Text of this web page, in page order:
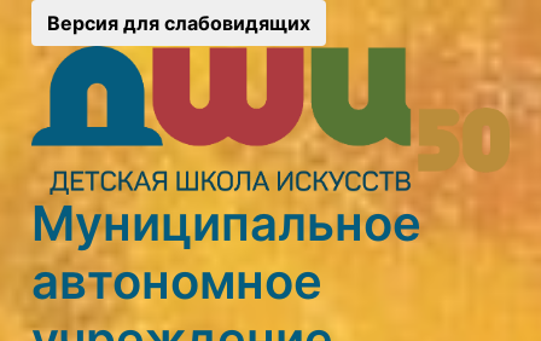
Версия для слабовидящих
Муниципальное
автономное